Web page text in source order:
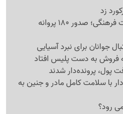
سینمای ایران در مسیر عدالت فرهنگی؛ صدور 180 پروانه
فروش به دست پلیس افتاد
با سلامت کامل مادر و جنین به
رود؟